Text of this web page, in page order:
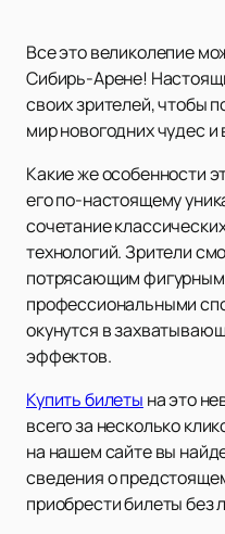
Все это великолепие
Сибирь-Арене!
своих зрителей, чтобы
мир новогодних чудес
Какие же особенности
его по-настоящему
сочетание
технологий. Зрители
потрясающим
профессиональными
окунутся в
эффектов.
Купить билеты на это
всего за несколько
на нашем сайте вы
сведения о
приобрести билеты без